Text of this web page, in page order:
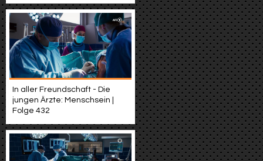
In aller Freundschaft - Die
jungen Ärzte: Menschsein |
Folge 432